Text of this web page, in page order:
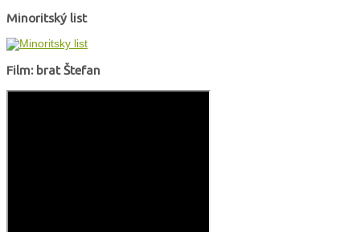
Minoritský list
Film: brat Štefan